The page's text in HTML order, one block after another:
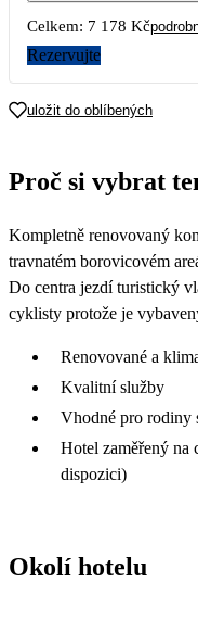
12
3 589
13
19
3 679
20
3 679
Celkem: 7 178 Kč
Rezervujte
uložit do oblíbených
Proč si vybrat
Kompletně renovovaný
travnatém borovicovém
Do centra jezdí turistický
cyklisty protože je
Renovované a
Kvalitní služby
Vhodné pro rodiny
Hotel zaměřený na
dispozici)
Okolí hotelu